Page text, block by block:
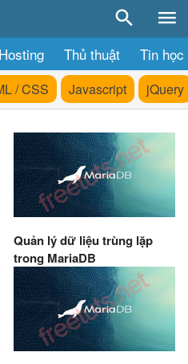
Hosting Thủ thuật Tin học
/ CSS Javascript jQuery
Quản lý dữ liệu trùng lặp
trong MariaDB